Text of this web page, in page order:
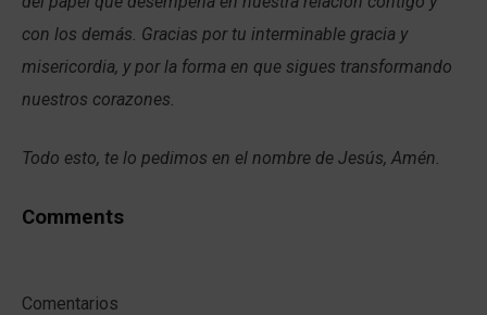
con los demás. Gracias por tu interminable gracia y
misericordia, y por la forma en que sigues transformando
nuestros corazones.
Todo esto, te lo pedimos en el nombre de Jesús, Amén.
Comments
Comentarios